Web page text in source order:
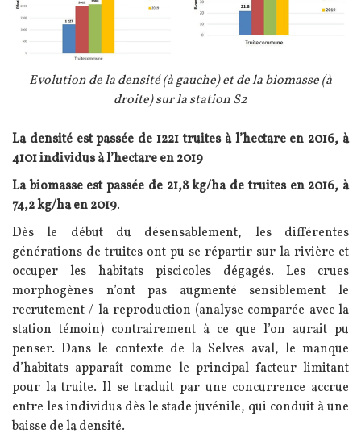
Légende
Evolution de la densité (à gauche) et de la biomasse (à
droite) sur la station S2
Texte
La densité est passée de 1221 truites à l’hectare en 2016, à
4101 individus à l’hectare en 2019
La biomasse est passée de 21,8 kg/ha de truites en 2016, à
74,2 kg/ha en 2019.
Dès le début du désensablement, les différentes
générations de truites ont pu se répartir sur la rivière et
occuper les habitats piscicoles dégagés. Les crues
morphogènes n’ont pas augmenté sensiblement le
recrutement / la reproduction (analyse comparée avec la
station témoin) contrairement à ce que l’on aurait pu
penser. Dans le contexte de la Selves aval, le manque
d’habitats apparaît comme le principal facteur limitant
pour la truite. Il se traduit par une concurrence accrue
entre les individus dès le stade juvénile, qui conduit à une
baisse de la densité.